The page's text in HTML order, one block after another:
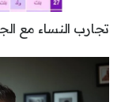
تجارب النساء مع